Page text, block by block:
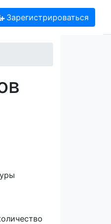
Зарегистрироваться